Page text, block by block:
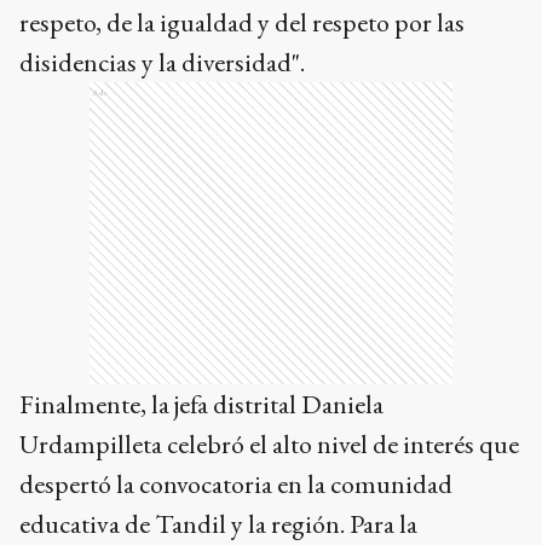
respeto, de la igualdad y del respeto por las
disidencias y la diversidad".
Ads
Finalmente, la jefa distrital Daniela
Urdampilleta celebró el alto nivel de interés que
despertó la convocatoria en la comunidad
educativa de Tandil y la región. Para la